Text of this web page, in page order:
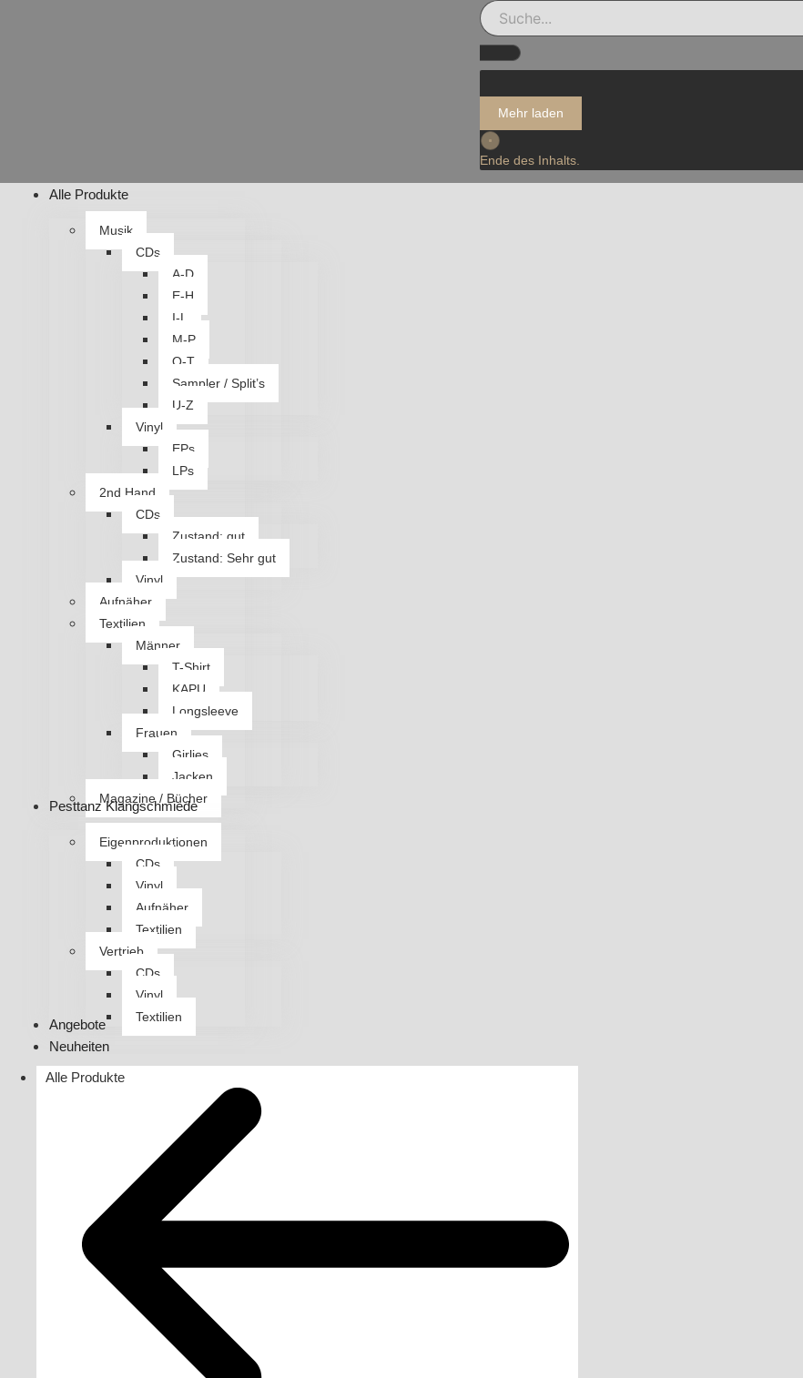
Mehr laden
Ende des Inhalts.
Alle Produkte
Musik
CDs
A-D
E-H
I-L
M-P
Q-T
Sampler / Split’s
U-Z
Vinyl
EPs
LPs
2nd Hand
CDs
Zustand: gut
Zustand: Sehr gut
Vinyl
Aufnäher
Textilien
Männer
T-Shirt
KAPU
Longsleeve
Frauen
Girlies
Jacken
Magazine / Bücher
Pesttanz Klangschmiede
Eigenproduktionen
CDs
Vinyl
Aufnäher
Textilien
Vertrieb
CDs
Vinyl
Textilien
Angebote
Neuheiten
Alle Produkte